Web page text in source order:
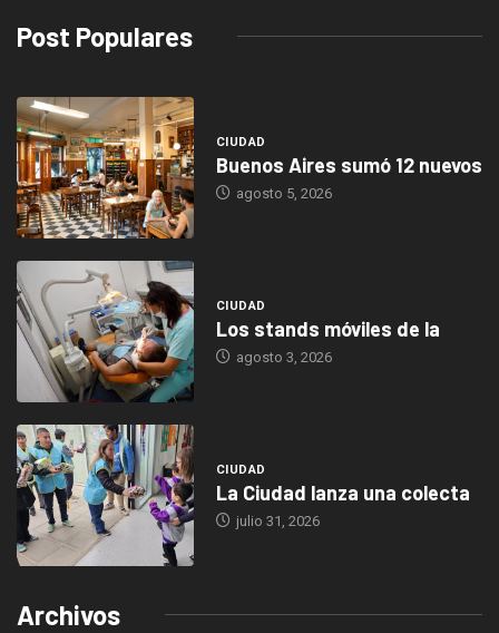
Post Populares
CIUDAD
Buenos Aires sumó 12 nuevos
agosto 5, 2026
CIUDAD
Los stands móviles de la
agosto 3, 2026
CIUDAD
La Ciudad lanza una colecta
julio 31, 2026
Archivos